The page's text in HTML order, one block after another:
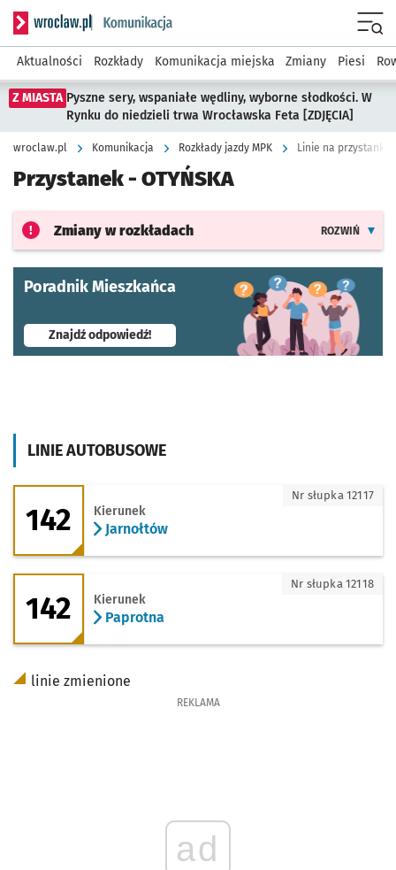
Serwis informacyjny wroclaw.pl podserwis: Komunikacja
Aktualności Rozkłady Komunikacja miejska Zmiany Piesi
Z MIASTA Pyszne sery, wspaniałe wędliny, wyborne słodkości. W
Rynku do niedzieli trwa Wrocławska Feta [ZDJĘCIA]
wroclaw.pl Komunikacja Rozkłady jazdy MPK Linie na przystanku
Przystanek - OTYŃSKA
Zmiany w rozkładach ROZWIŃ
Poradnik Mieszkańca
Znajdź odpowiedź!- otworzy się w nowej karcie
LINIE AUTOBUSOWE
142 - kierunek Jarnołtów
142 Kierunek
Jarnołtów
Nr słupka 12117
142 - kierunek Paprotna
142 Kierunek
Paprotna
Nr słupka 12118
linie zmienione
REKLAMA
ad